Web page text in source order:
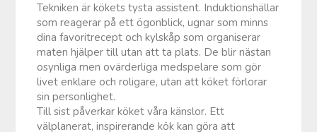
Tekniken är kökets tysta assistent. Induktionshällar
som reagerar på ett ögonblick, ugnar som minns
dina favoritrecept och kylskåp som organiserar
maten hjälper till utan att ta plats. De blir nästan
osynliga men ovärderliga medspelare som gör
livet enklare och roligare, utan att köket förlorar
sin personlighet.
Till sist påverkar köket våra känslor. Ett
välplanerat, inspirerande kök kan göra att